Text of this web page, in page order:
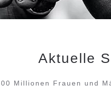
Aktuelle
Millionen Frauen und